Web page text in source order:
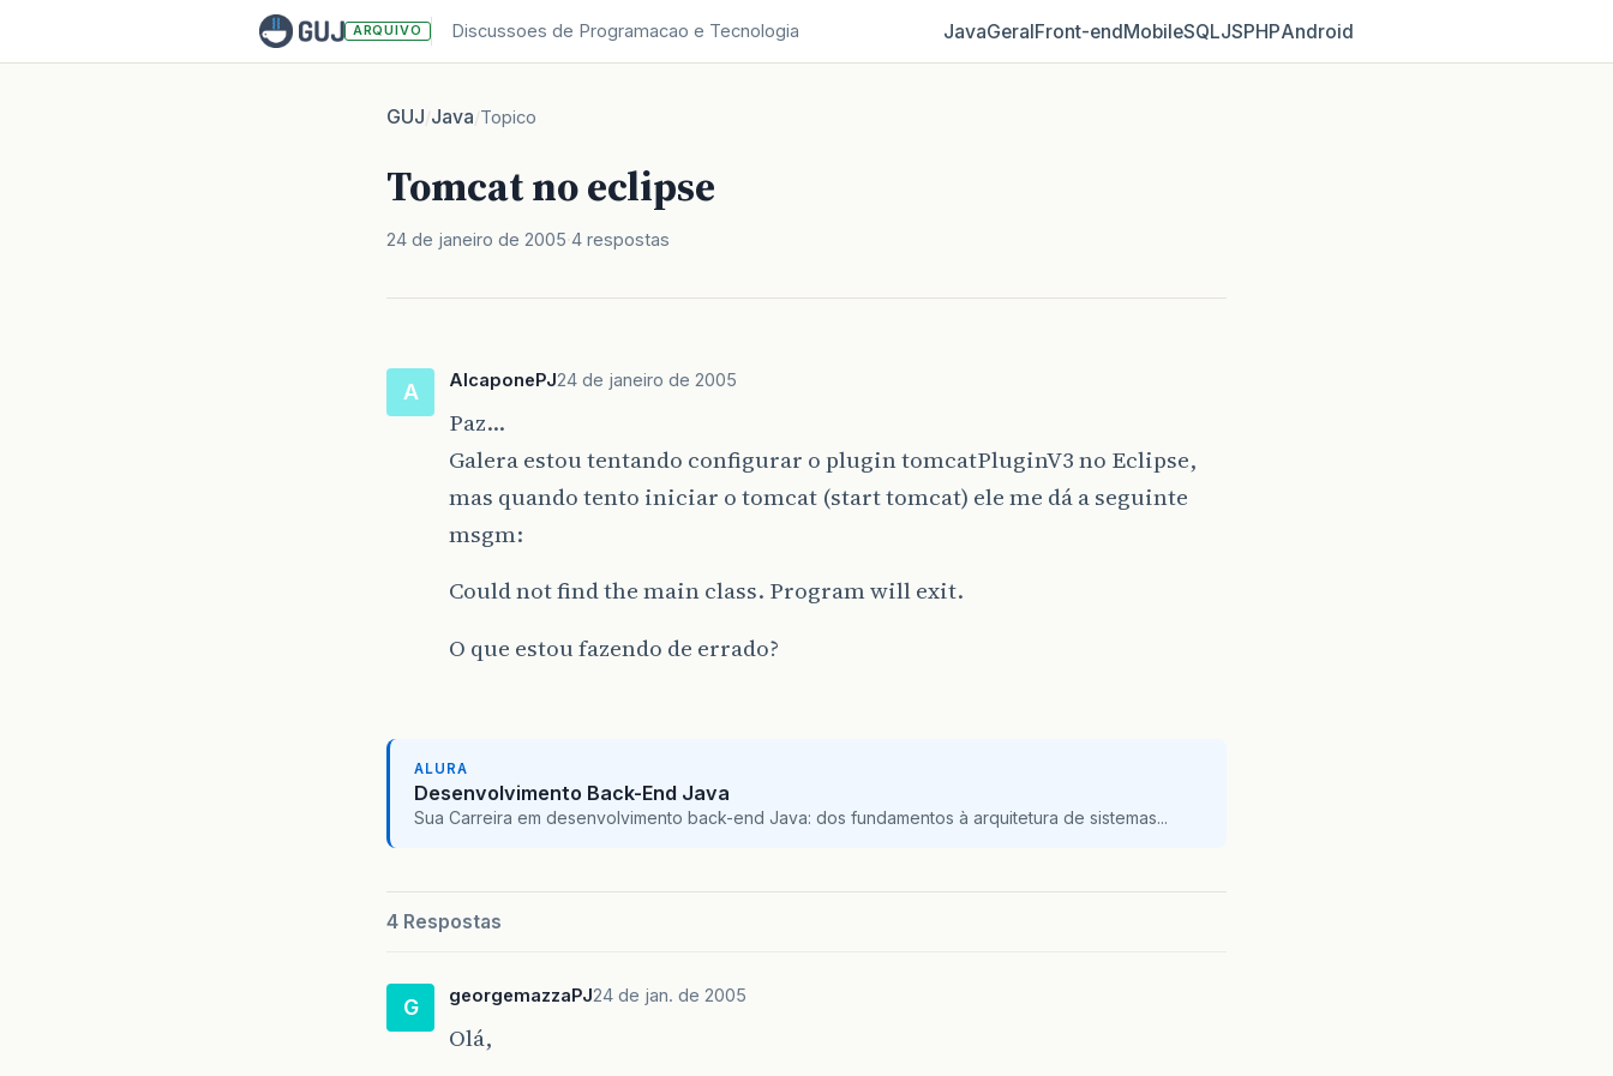
ARQUIVO Discussoes de Programacao e Tecnologia JavaGeralFront‑endMobileSQLJSPHPAndroid
GUJ/Java/Topico
Tomcat no eclipse
24 de janeiro de 2005 4 respostas
A AlcaponePJ24 de janeiro de 2005
Paz…
Galera estou tentando configurar o plugin tomcatPluginV3 no Eclipse,
mas quando tento iniciar o tomcat (start tomcat) ele me dá a seguinte
msgm:
Could not find the main class. Program will exit.
O que estou fazendo de errado?
ALURA
Desenvolvimento Back-End Java
Sua Carreira em desenvolvimento back-end Java: dos fundamentos à arquitetura de sistemas...
4 Respostas
G georgemazzaPJ24 de jan. de 2005
Olá,